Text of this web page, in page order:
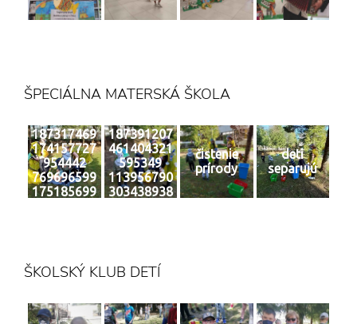
ŠPECIÁLNA MATERSKÁ ŠKOLA
187317469
174157727
954442
769696599
175185699
187391207
461404321
595349
113956790
303438938
čistenie
prírody
deti
separujú
ŠKOLSKÝ KLUB DETÍ